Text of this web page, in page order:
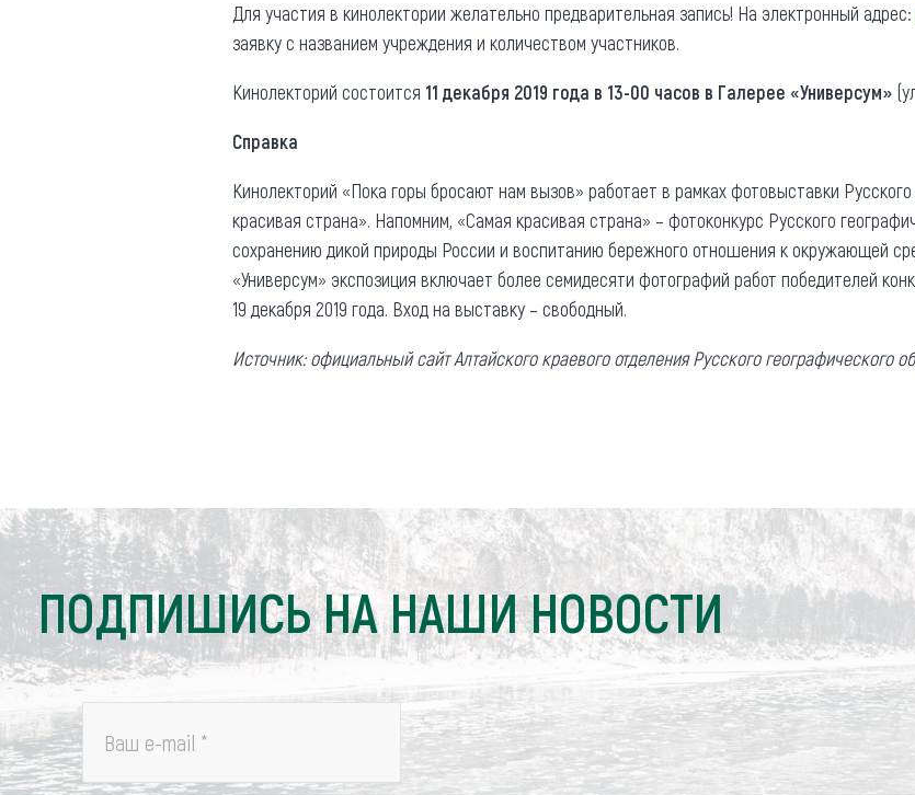
Реестр туристических
агентств Алтайского края
Обращения граждан
Для участия в кинолектории желательно предварительная запись! На электронный адрес:
заявку с названием учреждения и количеством участников.
Кинолекторий состоится 11 декабря 2019 года в 13-00 часов в Галерее «Универсум»
Справка
Кинолекторий «Пока горы бросают нам вызов» работает в рамках фотовыставки
красивая страна». Напомним, «Самая красивая страна» – фотоконкурс Русского
сохранению дикой природы России и воспитанию бережного отношения к окружающей
«Универсум» экспозиция включает более семидесяти фотографий работ победителей
19 декабря 2019 года. Вход на выставку – свободный.
Источник: официальный сайт Алтайского краевого отделения Русского географического
ПОДПИШИСЬ НА НАШИ НОВОСТИ
Ваш e-mail *